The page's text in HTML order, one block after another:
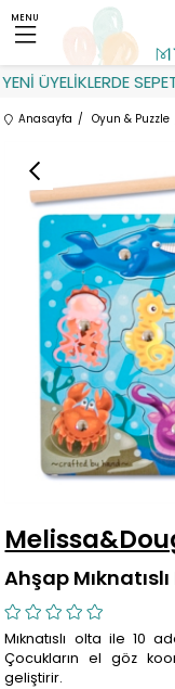
ÜYELİKLERDE
MENU
Anasayfa Oyun & Puzzle
Ahşap
Mıknatıslı olta ile 10
Çocukların el göz
geliştirir.